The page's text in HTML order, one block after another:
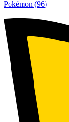
Pokémon (96)